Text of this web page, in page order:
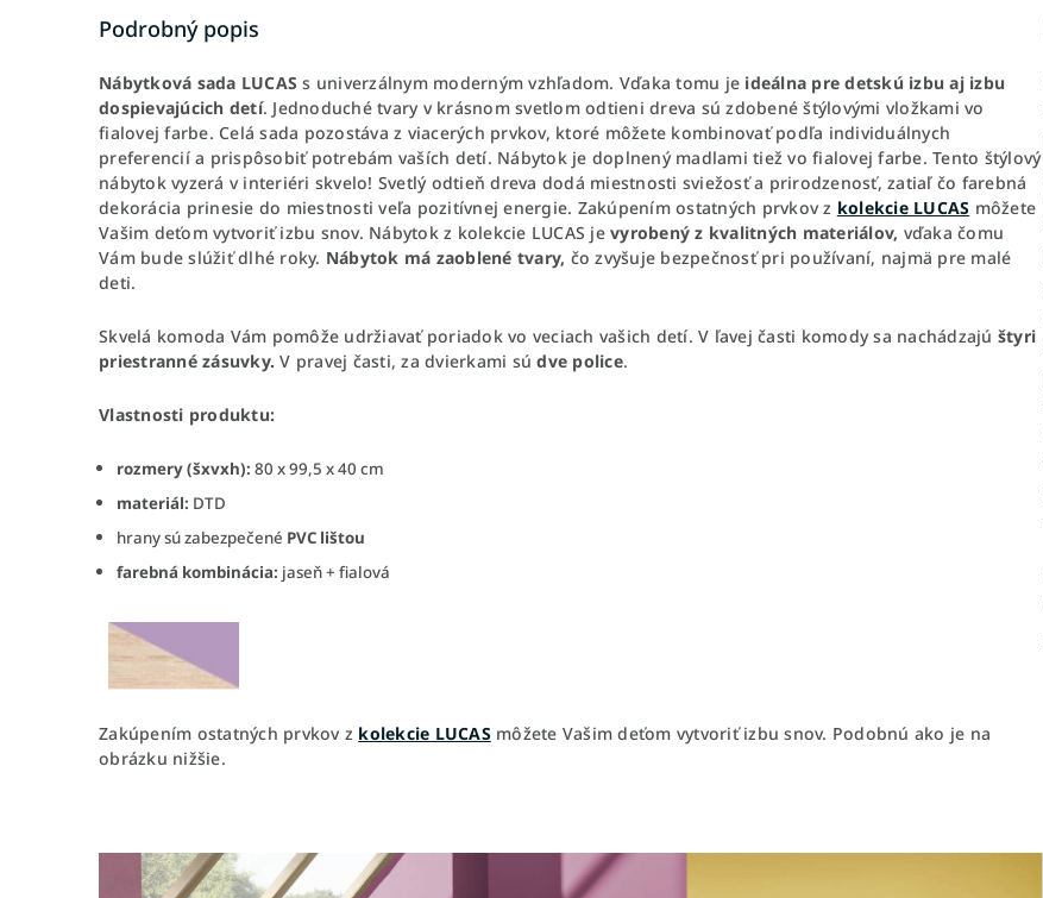
Podrobný popis
Nábytková sada LUCAS s univerzálnym moderným vzhľadom. Vďaka tomu je ideálna pre detskú izbu aj izbu
dospievajúcich detí. Jednoduché tvary v krásnom svetlom odtieni dreva sú zdobené štýlovými vložkami vo
fialovej farbe. Celá sada pozostáva z viacerých prvkov, ktoré môžete kombinovať podľa individuálnych
preferencií a prispôsobiť potrebám vaších detí. Nábytok je doplnený madlami tiež vo fialovej farbe. Tento štýlový
nábytok vyzerá v interiéri skvelo! Svetlý odtieň dreva dodá miestnosti sviežosť a prirodzenosť, zatiaľ čo farebná
dekorácia prinesie do miestnosti veľa pozitívnej energie. Zakúpením ostatných prvkov z kolekcie LUCAS môžete
Vašim deťom vytvoriť izbu snov. Nábytok z kolekcie LUCAS je vyrobený z kvalitných materiálov, vďaka čomu
Vám bude slúžiť dlhé roky. Nábytok má zaoblené tvary, čo zvyšuje bezpečnosť pri používaní, najmä pre malé
deti.
Skvelá komoda Vám pomôže udržiavať poriadok vo veciach vašich detí. V ľavej časti komody sa nachádzajú štyri
priestranné zásuvky. V pravej časti, za dvierkami súdve police.
Vlastnosti produktu:
rozmery (šxvxh): 80 x 99,5 x 40 cm
materiál: DTD
hrany sú zabezpečené PVC lištou
farebná kombinácia: jaseň + fialová
Zakúpením ostatných prvkov z kolekcie LUCAS môžete Vašim deťom vytvoriť izbu snov. Podobnú ako je na
obrázku nižšie.